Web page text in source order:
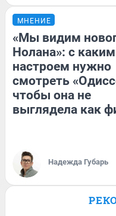
МНЕНИЕ
«Мы видим
Нолана»: с каким
настроем нужно
смотреть
чтобы она не
выглядела как
Надежда Губарь